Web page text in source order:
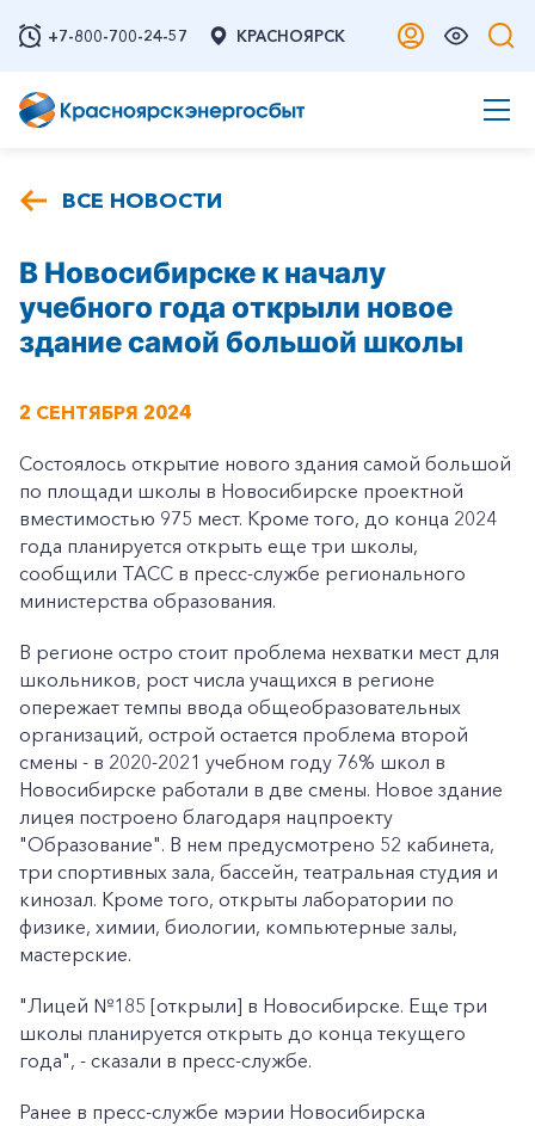
+7-800-700-24-57 КРАСНОЯРСК
ВСЕ НОВОСТИ
В Новосибирске к началу
учебного года открыли новое
здание самой большой школы
2 СЕНТЯБРЯ 2024
Состоялось открытие нового здания самой большой
по площади школы в Новосибирске проектной
вместимостью 975 мест. Кроме того, до конца 2024
года планируется открыть еще три школы,
сообщили ТАСС в пресс-службе регионального
министерства образования.
В регионе остро стоит проблема нехватки мест для
школьников, рост числа учащихся в регионе
опережает темпы ввода общеобразовательных
организаций, острой остается проблема второй
смены - в 2020-2021 учебном году 76% школ в
Новосибирске работали в две смены. Новое здание
лицея построено благодаря нацпроекту
"Образование". В нем предусмотрено 52 кабинета,
три спортивных зала, бассейн, театральная студия и
кинозал. Кроме того, открыты лаборатории по
физике, химии, биологии, компьютерные залы,
мастерские.
"Лицей №185 [открыли] в Новосибирске. Еще три
школы планируется открыть до конца текущего
года", - сказали в пресс-службе.
Ранее в пресс-службе мэрии Новосибирска